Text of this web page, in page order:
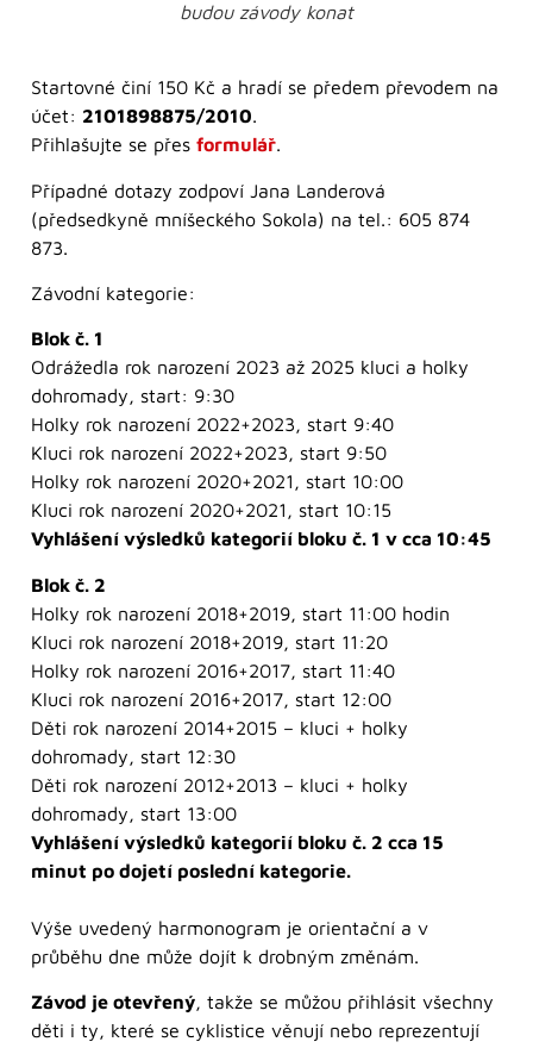
budou závody konat
Startovné činí 150 Kč a hradí se předem převodem na
účet: 2101898875/2010.
Přihlašujte se přes formulář.
Případné dotazy zodpoví Jana Landerová
(předsedkyně mníšeckého Sokola) na tel.: 605 874
873.
Závodní kategorie:
Blok č. 1
Odrážedla rok narození 2023 až 2025 kluci a holky
dohromady, start: 9:30
Holky rok narození 2022+2023, start 9:40
Kluci rok narození 2022+2023, start 9:50
Holky rok narození 2020+2021, start 10:00
Kluci rok narození 2020+2021, start 10:15
Vyhlášení výsledků kategorií bloku č. 1 v cca 10:45
Blok č. 2
Holky rok narození 2018+2019, start 11:00 hodin
Kluci rok narození 2018+2019, start 11:20
Holky rok narození 2016+2017, start 11:40
Kluci rok narození 2016+2017, start 12:00
Děti rok narození 2014+2015 – kluci + holky
dohromady, start 12:30
Děti rok narození 2012+2013 – kluci + holky
dohromady, start 13:00
Vyhlášení výsledků kategorií bloku č. 2 cca 15
minut po dojetí poslední kategorie.
Výše uvedený harmonogram je orientační a v
průběhu dne může dojít k drobným změnám.
Závod je otevřený, takže se můžou přihlásit všechny
děti i ty, které se cyklistice věnují nebo reprezentují